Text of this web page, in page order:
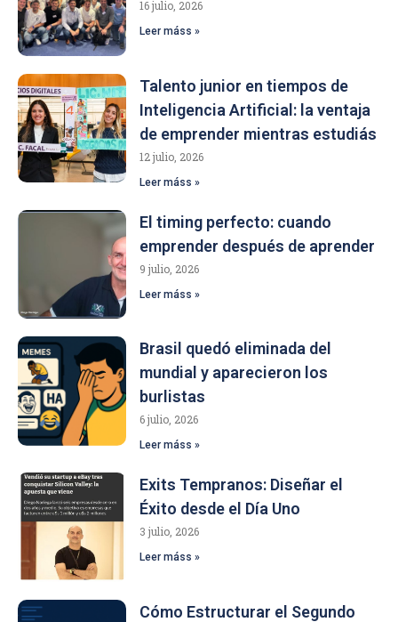
16 julio, 2026
Leer máss »
Talento junior en tiempos de
Inteligencia Artificial: la ventaja
de emprender mientras estudiás
12 julio, 2026
Leer máss »
El timing perfecto: cuando
emprender después de aprender
9 julio, 2026
Leer máss »
Brasil quedó eliminada del
mundial y aparecieron los
burlistas
6 julio, 2026
Leer máss »
Exits Tempranos: Diseñar el
Éxito desde el Día Uno
3 julio, 2026
Leer máss »
Cómo Estructurar el Segundo